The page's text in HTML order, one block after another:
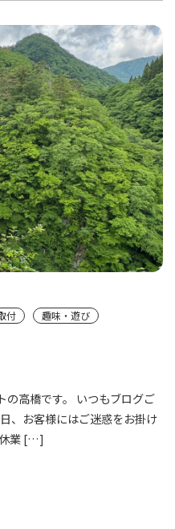
付 趣味・遊び
の高橋です。 いつもブログご
、お客様にはご迷惑をお掛け
休業 […]